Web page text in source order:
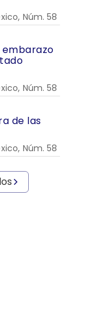
Núm. 58
Núm. 58
de las
Núm. 58